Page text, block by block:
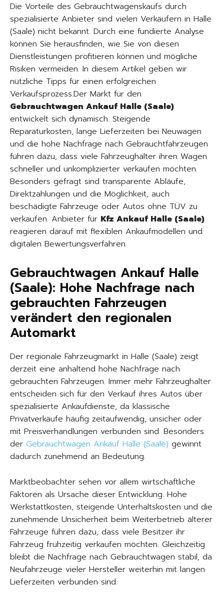
Die Vorteile des Gebrauchtwagenskaufs durch
spezialisierte Anbieter sind vielen Verkäufern in Halle
(Saale) nicht bekannt. Durch eine fundierte Analyse
können Sie herausfinden, wie Sie von diesen
Dienstleistungen profitieren können und mögliche
Risiken vermeiden. In diesem Artikel geben wir
nützliche Tipps für einen erfolgreichen
Verkaufsprozess.Der Markt für den
Gebrauchtwagen Ankauf Halle (Saale)
entwickelt sich dynamisch. Steigende
Reparaturkosten, lange Lieferzeiten bei Neuwagen
und die hohe Nachfrage nach Gebrauchtfahrzeugen
führen dazu, dass viele Fahrzeughalter ihren Wagen
schneller und unkomplizierter verkaufen möchten.
Besonders gefragt sind transparente Abläufe,
Direktzahlungen und die Möglichkeit, auch
beschädigte Fahrzeuge oder Autos ohne TÜV zu
verkaufen. Anbieter für Kfz Ankauf Halle (Saale)
reagieren darauf mit flexiblen Ankaufmodellen und
digitalen Bewertungsverfahren.
Gebrauchtwagen Ankauf Halle
(Saale): Hohe Nachfrage nach
gebrauchten Fahrzeugen
verändert den regionalen
Automarkt
Der regionale Fahrzeugmarkt in Halle (Saale) zeigt
derzeit eine anhaltend hohe Nachfrage nach
gebrauchten Fahrzeugen. Immer mehr Fahrzeughalter
entscheiden sich für den Verkauf ihres Autos über
spezialisierte Ankaufdienste, da klassische
Privatverkäufe häufig zeitaufwendig, unsicher oder
mit Preisverhandlungen verbunden sind. Besonders
der Gebrauchtwagen Ankauf Halle (Saale) gewinnt
dadurch zunehmend an Bedeutung.
Marktbeobachter sehen vor allem wirtschaftliche
Faktoren als Ursache dieser Entwicklung. Hohe
Werkstattkosten, steigende Unterhaltskosten und die
zunehmende Unsicherheit beim Weiterbetrieb älterer
Fahrzeuge führen dazu, dass viele Besitzer ihr
Fahrzeug frühzeitig verkaufen möchten. Gleichzeitig
bleibt die Nachfrage nach Gebrauchtwagen stabil, da
Neufahrzeuge vieler Hersteller weiterhin mit langen
Lieferzeiten verbunden sind.